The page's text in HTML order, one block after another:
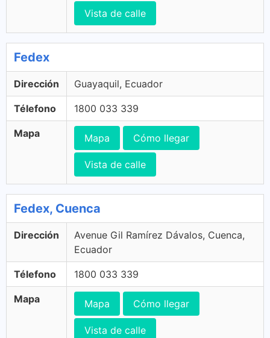
Vista de calle
Fedex
Dirección Guayaquil, Ecuador
Télefono 1800 033 339
Mapa Mapa Cómo llegar
Vista de calle
Fedex, Cuenca
Dirección
Avenue Gil Ramírez Dávalos, Cuenca,
Ecuador
Télefono 1800 033 339
Mapa Mapa Cómo llegar
Vista de calle